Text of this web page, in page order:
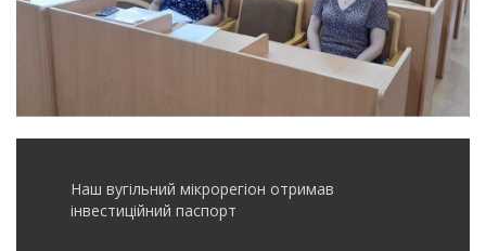
Наш вугільний мікрорегіон отримав
інвеcтиційний паспорт